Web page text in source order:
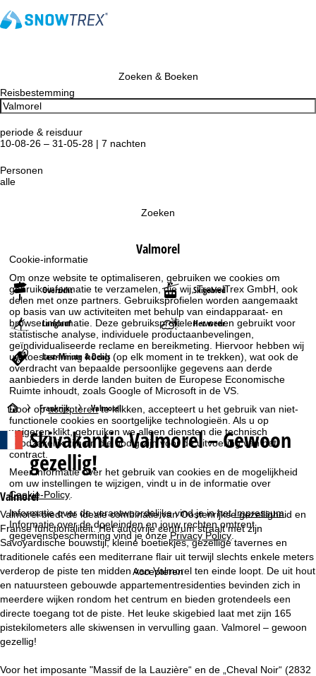
Cookie-informatie
Om onze website te optimaliseren, gebruiken we cookies om
gebruiksinformatie te verzamelen, die wij, TravelTrex GmbH, ook
delen met onze partners. Gebruiksprofielen worden aangemaakt
op basis van uw activiteiten met behulp van eindapparaat- en
browserinformatie. Deze gebruiksprofielen worden gebruikt voor
statistische analyse, individuele productaanbevelingen,
geïndividualiseerde reclame en bereikmeting. Hiervoor hebben wij
uw toestemming nodig (op elk moment in te trekken), wat ook de
overdracht van bepaalde persoonlijke gegevens aan derde
aanbieders in derde landen buiten de Europese Economische
Ruimte inhoudt, zoals Google of Microsoft in de VS.
Door opaccepterente klikken, accepteert u het gebruik van niet-
functionele cookies en soortgelijke technologieën. Als u op
weigerenklikt, gebruiken we alleen diensten die technisch
noodzakelijk zijn en die nodig zijn voor de uitvoering van het
contract.
Meer informatie over het gebruik van cookies en de mogelijkheid
om uw instellingen te wijzigen, vindt u in de informatie over
Cookie-Policy
Informatie over de verantwoordelijke vind je in hetImpressum.
Informatie over de doeleinden en jouw rechten omtrent
gegevensbescherming vind je onzePrivacy Policy.
Accepteren
Zoeken & Boeken
Reisbestemming
periode & reisduur
10-08-26 – 31-05-28 | 7 nachten
Personen
alle
Zoeken
Valmorel
Overzicht Skigebied
Langlauf Het weer
Last-Minute & Deals
S
t
r
t
p
a
g
i
n
Frankrijk Valmorel
SkivakantieValmorel – Gewoon
gezellig!
Valmorel
Valmorel biedt de ideale combinatie van Oostenrijkse gezelligheid en
Franse functionaliteit. Het autovrije centrum straalt met zijn
Savoyardische bouwstijl, kleine boetiekjes, gezellige tavernes en
traditionele cafés een mediterrane flair uit terwijl slechts enkele meters
verderop de piste ten midden van Valmorel ten einde loopt. De uit hout
en natuursteen gebouwde appartementresidenties bevinden zich in
meerdere wijken rondom het centrum en bieden grotendeels een
directe toegang tot de piste. Het leuke skigebied laat met zijn 165
pistekilometers alle skiwensen in vervulling gaan. Valmorel – gewoon
gezellig!
Voor het imposante "Massif de la Lauzière“ en de „Cheval Noir“ (2832